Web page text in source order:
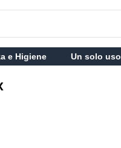
e Higiene Un solo uso